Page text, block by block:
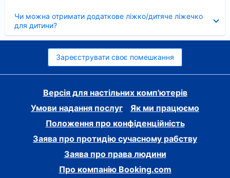
Чи можна отримати додаткове ліжко/дитяче ліжечко
для дитини?
Зареєструвати своє помешкання
Версія для настільних комп'ютерів
Умови надання послуг
Як ми працюємо
Положення про конфіденційність
Заява про протидію сучасному рабству
Заява про права людини
Про компанію Booking.com